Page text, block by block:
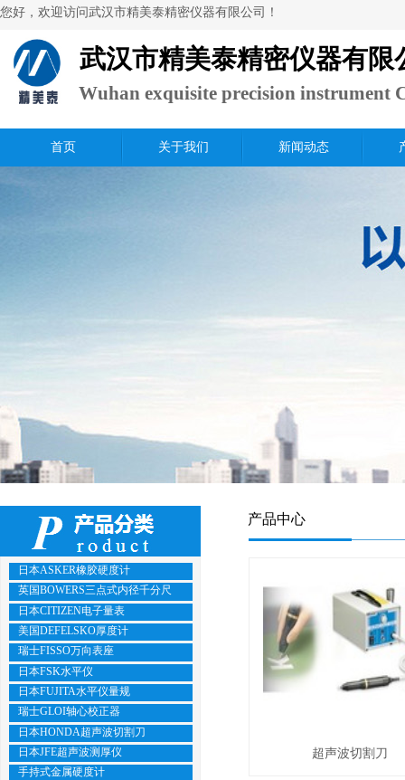
​您好，欢迎访问武汉市精美泰精密仪器有限公司！
武汉市精美泰精密仪器有限
Wuhan exquisite precision instrument
Ltd.
首页 关于我们 新闻动态
产品中心
超声波切割刀
日本ASKER橡胶硬度计
英国BOWERS三点式内径千分尺
日本CITIZEN电子量表
美国DEFELSKO厚度计
瑞士FISSO万向表座
日本FSK水平仪
日本FUJITA水平仪量规
瑞士GLOI轴心校正器
日本HONDA超声波切割刀
日本JFE超声波测厚仪
手持式金属硬度计